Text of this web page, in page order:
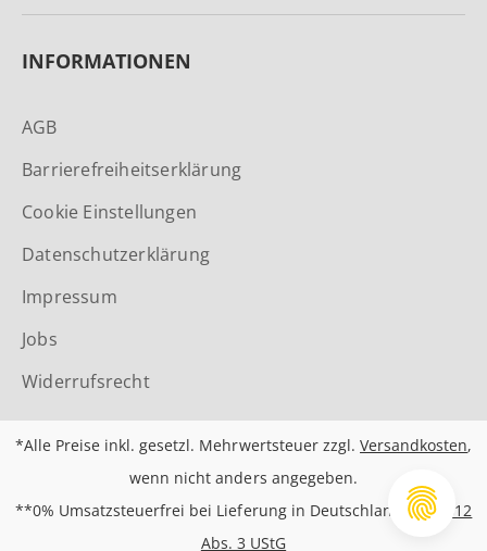
INFORMATIONEN
AGB
Barrierefreiheitserklärung
Cookie Einstellungen
Datenschutzerklärung
Impressum
Jobs
Widerrufsrecht
*Alle Preise inkl. gesetzl. Mehrwertsteuer zzgl.Versandkosten,
wenn nicht anders angegeben.
**0% Umsatzsteuerfrei bei Lieferung in Deutschland nach
§12
Abs. 3 UStG